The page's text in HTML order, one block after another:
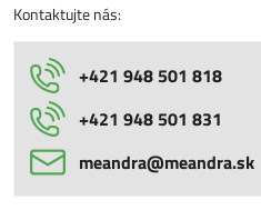
Kontaktujte nás:
+421 948 501 818
+421 948 501 831
meandra​@meandra​.sk